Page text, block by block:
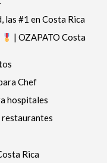
las #1 en Costa Rica
| OZAPATO Costa
Chef
hospitales
restaurantes
Rica